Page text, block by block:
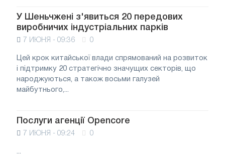
У Шеньчжені з'явиться 20 передових
виробничих індустріальних парків
7 ИЮНЯ - 09:36 0
Цей крок китайської влади спрямований на розвиток
і підтримку 20 стратегічно значущих секторів, що
народжуються, а також восьми галузей
майбутнього,...
Послуги агенції Opencore
7 ИЮНЯ - 09:24 0
...